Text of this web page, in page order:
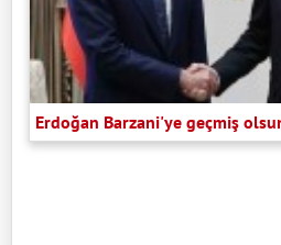
Erdoğan Barzani'ye geçmiş